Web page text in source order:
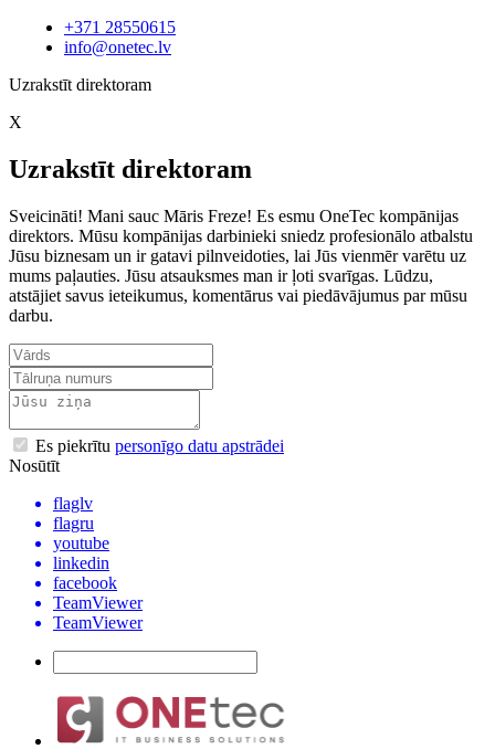
+371 28550615
info@onetec.lv
Uzrakstīt direktoram
X
Uzrakstīt direktoram
Sveicināti! Mani sauc Māris Freze! Es esmu OneTec kompānijas
direktors. Mūsu kompānijas darbinieki sniedz profesionālo atbalstu
Jūsu biznesam un ir gatavi pilnveidoties, lai Jūs vienmēr varētu uz
mums paļauties. Jūsu atsauksmes man ir ļoti svarīgas. Lūdzu,
atstājiet savus ieteikumus, komentārus vai piedāvājumus par mūsu
darbu.
Es piekrītu personīgo datu apstrādei
Nosūtīt
flaglv
flagru
youtube
linkedin
facebook
TeamViewer
TeamViewer